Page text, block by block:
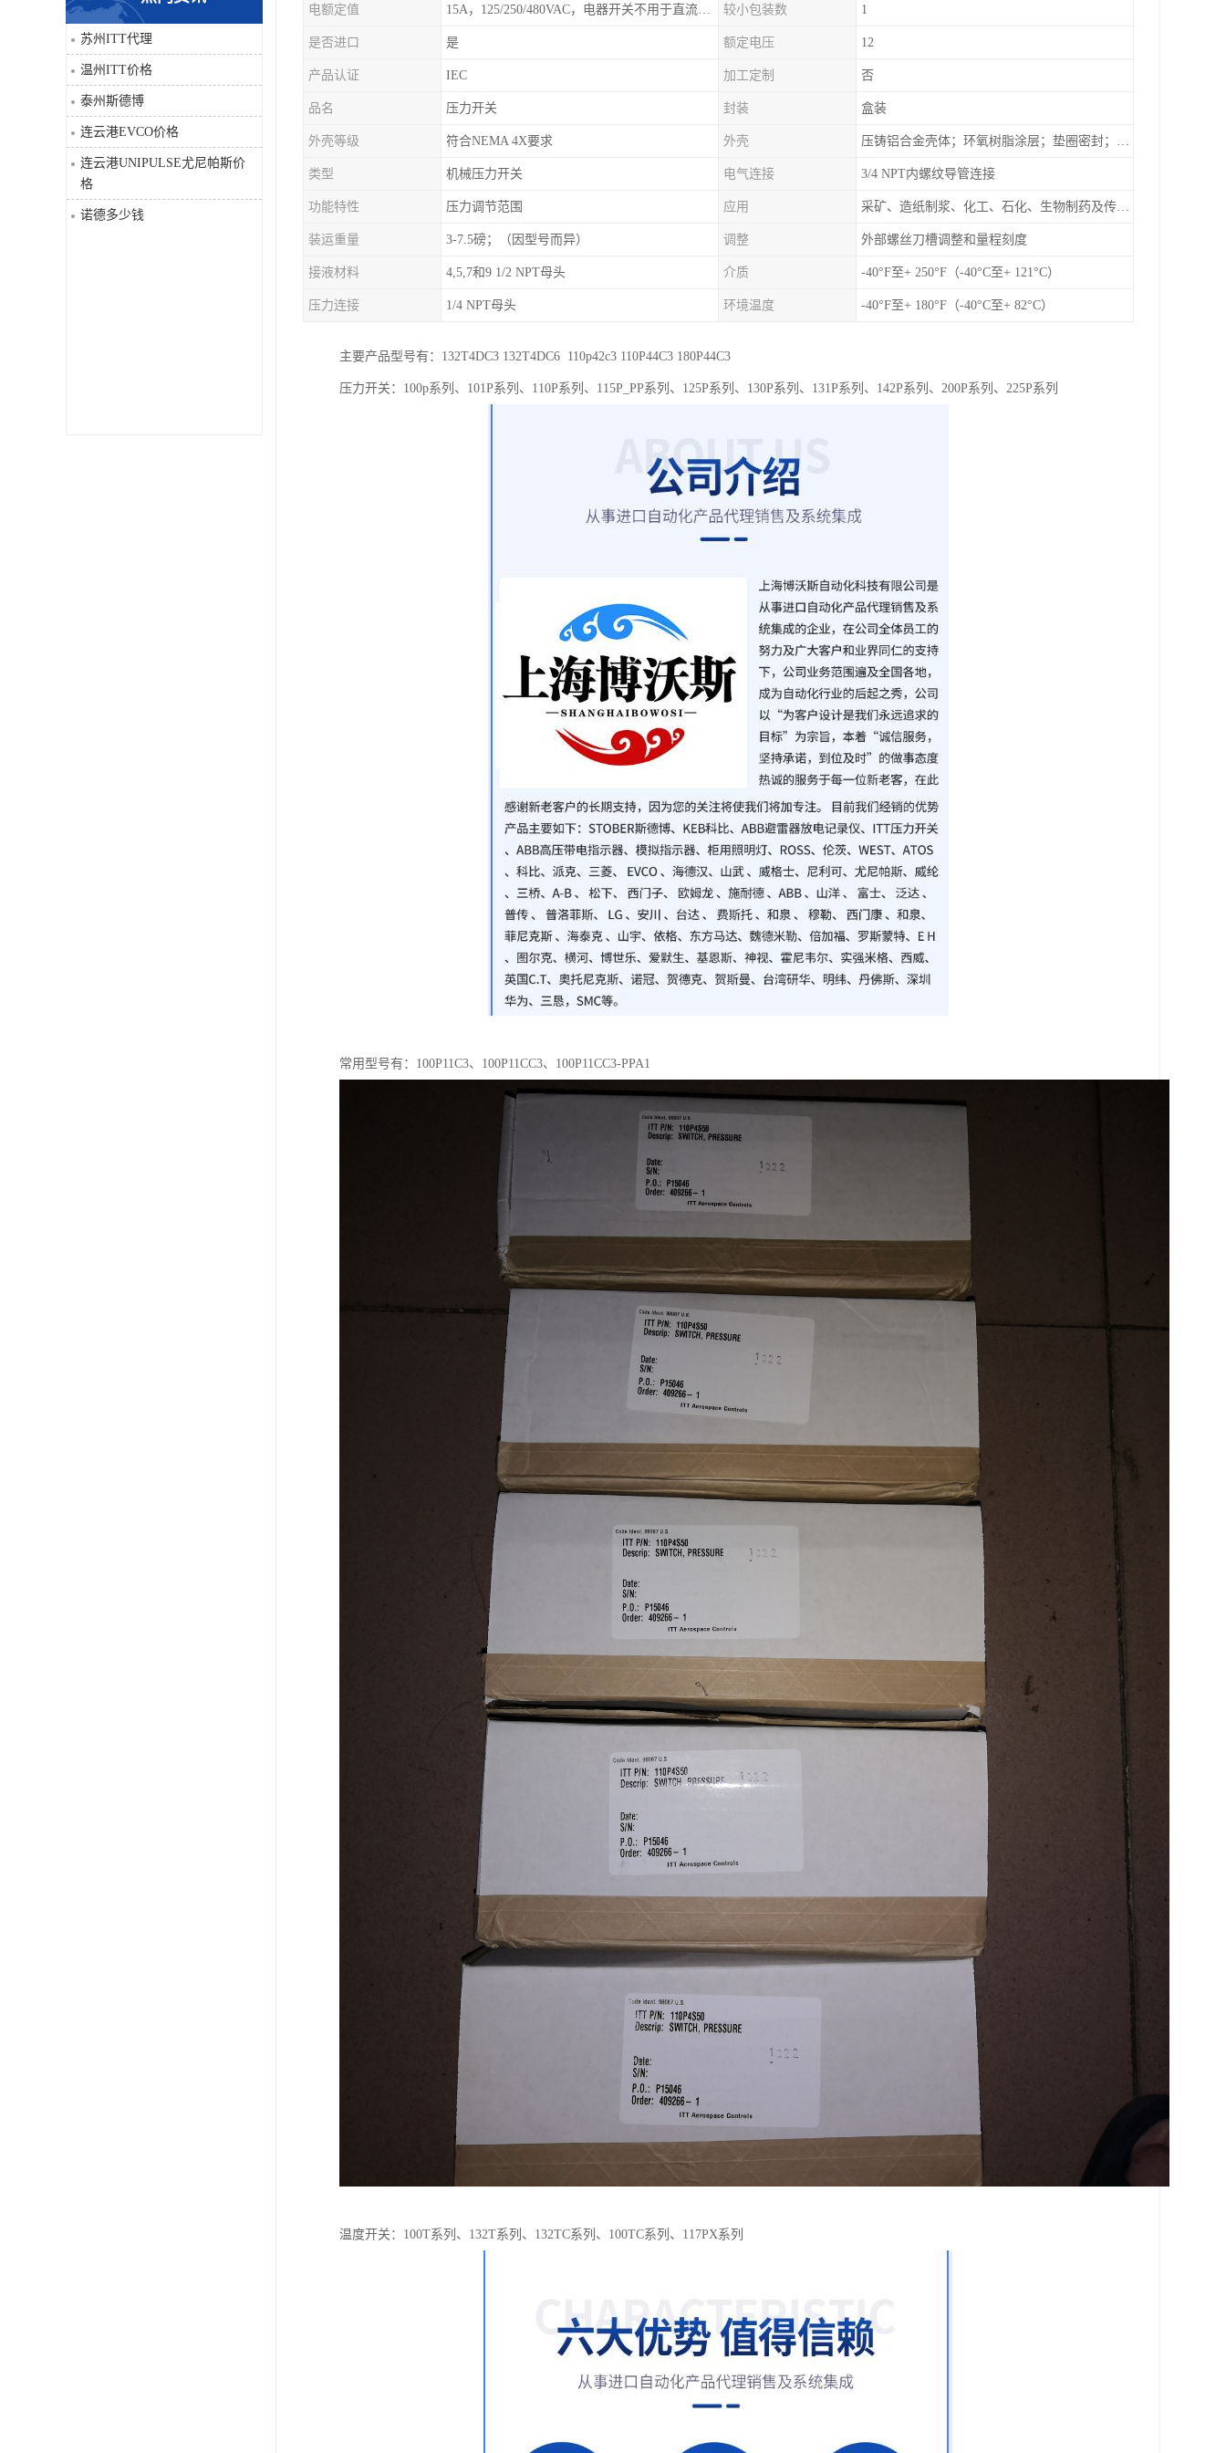
科比
三菱
DRPAG
苏州ITT代理
温州ITT价格
泰州斯德博
连云港EVCO价格
连云港UNIPULSE尤尼帕斯价
格
诺德多少钱
电额定值 15A，125/250/480VAC，电器开关不用于直流电源形式 较小包装数 1
是否进口 是 额定电压 12
产品认证 IEC 加工定制 否
品名 压力开关 封装 盒装
外壳等级 符合NEMA 4X要求 外壳 压铸铝合金壳体；环氧树脂涂层；垫圈密封；卡紧螺丝
类型 机械压力开关 电气连接 3/4 NPT内螺纹导管连接
功能特性 压力调节范围 应用 采矿、造纸制浆、化工、石化、生物制药及传统工业应用领域
装运重量 3-7.5磅；（因型号而异） 调整 外部螺丝刀槽调整和量程刻度
接液材料 4,5,7和9 1/2 NPT母头 介质 -40°F至+ 250°F（-40°C至+ 121°C）
压力连接 1/4 NPT母头 环境温度 -40°F至+ 180°F（-40°C至+ 82°C）
主要产品型号有：132T4DC3 132T4DC6 110p42c3 110P44C3 180P44C3
压力开关：100p系列、101P系列、110P系列、115P_PP系列、125P系列、130P系列、131P系列、142P系列、200P系列、225P系列
常用型号有：100P11C3、100P11CC3、100P11CC3-PPA1
温度开关：100T系列、132T系列、132TC系列、100TC系列、117PX系列